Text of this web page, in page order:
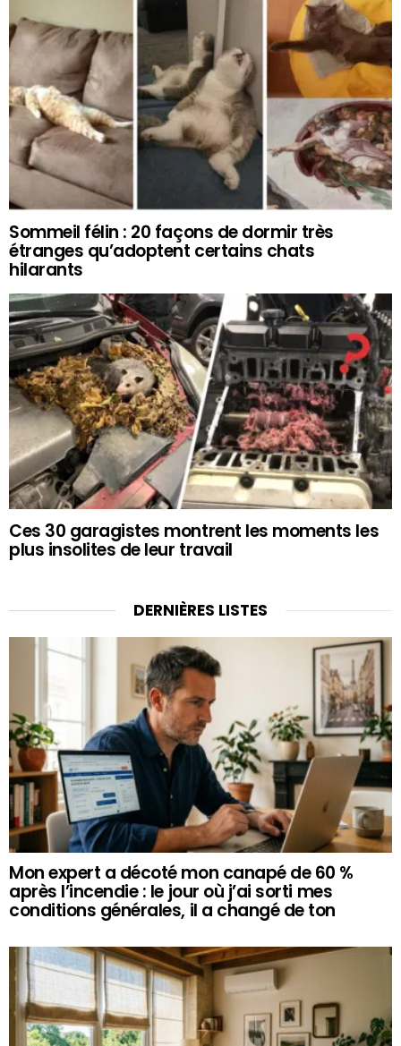
Sommeil félin : 20 façons de dormir très
étranges qu’adoptent certains chats
hilarants
Ces 30 garagistes montrent les moments les
plus insolites de leur travail
DERNIÈRES LISTES
Mon expert a décoté mon canapé de 60 %
après l’incendie : le jour où j’ai sorti mes
conditions générales, il a changé de ton